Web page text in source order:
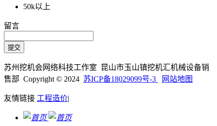
50k以上
留言
苏州挖机会网络科技工作室 昆山市玉山镇挖机汇机械设备销
售部 Copyright © 2024 苏ICP备18029099号-3 网站地图
友情链接 工程造价|